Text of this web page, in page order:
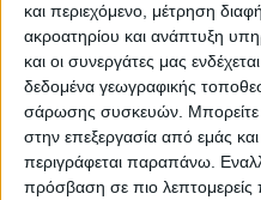
και περιεχόμενο, μέτρηση
ακροατηρίου και ανάπτυξη
και οι συνεργάτες μας
δεδομένα γεωγραφικής
σάρωσης συσκευών. Μπορείτε
στην επεξεργασία από εμάς
περιγράφεται παραπάνω.
πρόσβαση σε πιο λεπτομερείς
Ἀπὸ νεαρὴ ἡλικία, τὰ
γυμναστικὲς ἀσκήσεις,
δίσκου, μὲ στόχο νὰ
γιὰ νὰ γεννήσουν
διδάσκονταν χορὸ καὶ
στὴ στρατιωτικὴ